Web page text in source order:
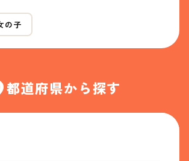
の子
都道府県から探す